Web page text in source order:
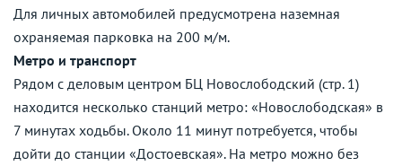
Для личных автомобилей предусмотрена наземная
охраняемая парковка на 200 м/м.
Метро и транспорт
Рядом с деловым центром БЦ Новослободский (стр. 1)
находится несколько станций метро: «Новослободская» в
7 минутах ходьбы. Около 11 минут потребуется, чтобы
дойти до станции «Достоевская». На метро можно без